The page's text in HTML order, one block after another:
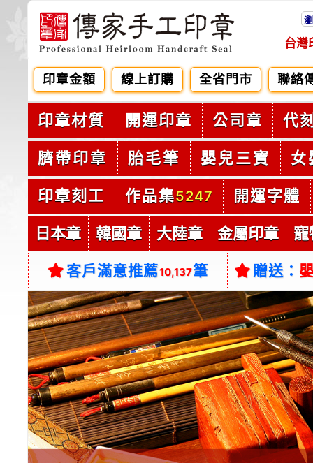
台灣
印章金額 線上訂購 全省門市 聯絡
印章材質 開運印章 公司章 代
臍帶印章 胎毛筆 嬰兒三寶 女
印章刻工 作品集5247 開運字體
日本章 韓國章 大陸章 金屬印章 寵
客戶滿意推薦10,137筆 贈送：